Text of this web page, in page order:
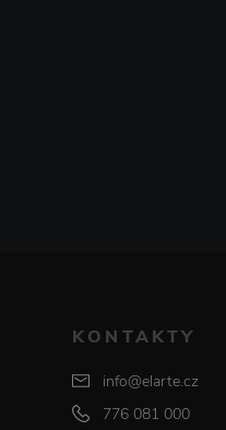
KONTAKTY
info@elarte.cz
776 081 000